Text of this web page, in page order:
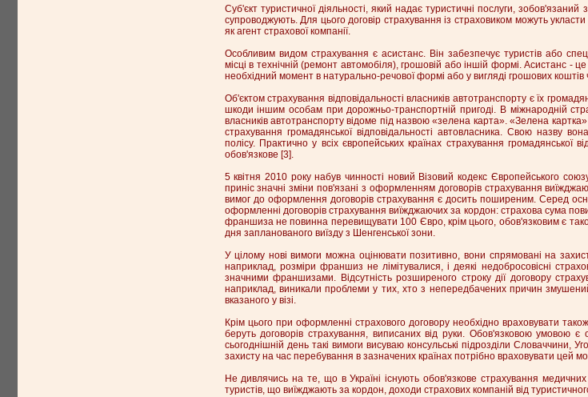
Суб'єкт туристичної діяльності, який надає туристичні послуги, зобов'язаний
супроводжують. Для цього договір страхування із страховиком можуть укласти
як агент страхової компанії.
Особливим видом страхування є асистанс. Він забезпечує туристів або
місці в технічній (ремонт автомобіля), грошовій або іншій формі. Асистанс -
необхідний момент в натурально-речової формі або у вигляді грошових
Об'єктом страхування відповідальності власників автотранспорту є їх
шкоди іншим особам при дорожньо-транспортній пригоді. В міжнародній
власників автотранспорту відоме під назвою «зелена карта». «Зелена
страхування громадянської відповідальності автовласника. Свою назву
полісу. Практично у всіх європейських країнах страхування громадянської
обов'язкове [3].
5 квітня 2010 року набув чинності новий Візовий кодекс Європейського
приніс значні зміни пов'язані з оформленням договорів страхування
вимог до оформлення договорів страхування є досить поширеним. Серед
оформленні договорів страхування виїжджаючих за кордон: страхова сума
франшиза не повинна перевищувати 100 Євро, крім цього, обов'язковим є
дня запланованого виїзду з Шенгенської зони.
У цілому нові вимоги можна оцінювати позитивно, вони спрямовані на
наприклад, розміри франшиз не лімітувалися, і деякі недобросовісні
значними франшизами. Відсутність розширеного строку дії договору
наприклад, виникали проблеми у тих, хто з непередбачених причин
вказаного у візі.
Крім цього при оформленні страхового договору необхідно враховувати
беруть договорів страхування, виписаних від руки. Обов'язковою умовою
сьогоднішній день такі вимоги висуваю консульські підрозділи Словаччини,
захисту на час перебування в зазначених країнах потрібно враховувати цей
Не дивлячись на те, що в Україні існують обов'язкове страхування
туристів, що виїжджають за кордон, доходи страхових компаній від